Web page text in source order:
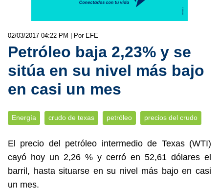
02/03/2017 04:22 PM | Por EFE
Petróleo baja 2,23% y se
sitúa en su nivel más bajo
en casi un mes
Energía crudo de texas petróleo precios del crudo
El precio del petróleo intermedio de Texas (WTI)
cayó hoy un 2,26 % y cerró en 52,61 dólares el
barril, hasta situarse en su nivel más bajo en casi
un mes.